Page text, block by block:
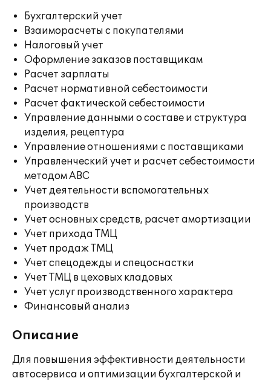
Бухгалтерский учет
Взаиморасчеты с покупателями
Налоговый учет
Оформление заказов поставщикам
Расчет зарплаты
Расчет нормативной себестоимости
Расчет фактической себестоимости
Управление данными о составе и структура
изделия, рецептура
Управление отношениями с поставщиками
Управленческий учет и расчет себестоимости
методом ABC
Учет деятельности вспомогательных
производств
Учет основных средств, расчет амортизации
Учет прихода ТМЦ
Учет продаж ТМЦ
Учет спецодежды и спецоснастки
Учет ТМЦ в цеховых кладовых
Учет услуг производственного характера
Финансовый анализ
Описание
Для повышения эффективности деятельности
автосервиса и оптимизации бухгалтерской и